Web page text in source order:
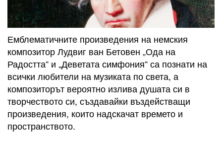
Емблематичните произведения на немския
композитор Лудвиг ван Бетовен „Ода на
Радостта“ и „Деветата симфония“ са познати на
всички любители на музиката по света, а
композиторът вероятно излива душата си в
творчеството си, създавайки въздействащи
произведения, които надскачат времето и
пространството.